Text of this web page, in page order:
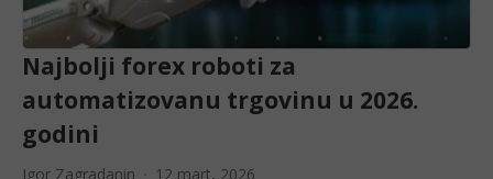
Najbolji forex roboti za
automatizovanu trgovinu u 2026.
godini
Igor Zagradanin 12 mart, 2026